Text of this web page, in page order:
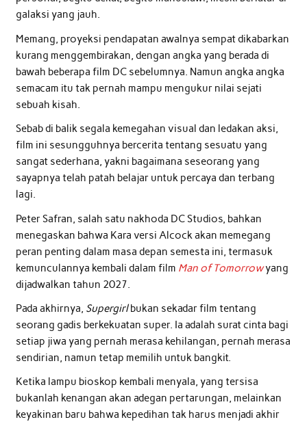
galaksi yang jauh.
Memang, proyeksi pendapatan awalnya sempat dikabarkan
kurang menggembirakan, dengan angka yang berada di
bawah beberapa film DC sebelumnya. Namun angka angka
semacam itu tak pernah mampu mengukur nilai sejati
sebuah kisah.
Sebab di balik segala kemegahan visual dan ledakan aksi,
film ini sesungguhnya bercerita tentang sesuatu yang
sangat sederhana, yakni bagaimana seseorang yang
sayapnya telah patah belajar untuk percaya dan terbang
lagi.
Peter Safran, salah satu nakhoda DC Studios, bahkan
menegaskan bahwa Kara versi Alcock akan memegang
peran penting dalam masa depan semesta ini, termasuk
kemunculannya kembali dalam film Man of Tomorrowyang
dijadwalkan tahun 2027.
Pada akhirnya, Supergirlbukan sekadar film tentang
seorang gadis berkekuatan super. Ia adalah surat cinta bagi
setiap jiwa yang pernah merasa kehilangan, pernah merasa
sendirian, namun tetap memilih untuk bangkit.
Ketika lampu bioskop kembali menyala, yang tersisa
bukanlah kenangan akan adegan pertarungan, melainkan
keyakinan baru bahwa kepedihan tak harus menjadi akhir